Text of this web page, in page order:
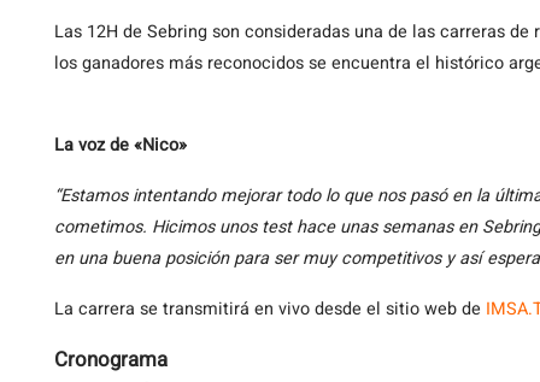
Las 12H de Sebring son consideradas una de las carreras
los ganadores más reconocidos se encuentra el histórico
La voz de «Nico»
“Estamos intentando mejorar todo lo que nos pasó en la
cometimos. Hicimos unos test hace unas semanas en
en una buena posición para ser muy competitivos y así
La carrera se transmitirá en vivo desde el sitio web de
Cronograma